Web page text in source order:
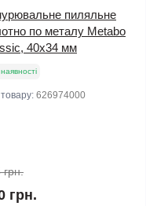
пиляльне
по металу Metabo
40х34 мм
626974000
грн.
грн.